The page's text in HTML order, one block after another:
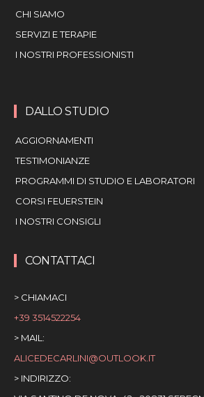
CHI SIAMO
SERVIZI E TERAPIE
I NOSTRI PROFESSIONISTI
DALLO STUDIO
AGGIORNAMENTI
TESTIMONIANZE
PROGRAMMI DI STUDIO E LABORATORI
CORSI FEUERSTEIN
I NOSTRI CONSIGLI
CONTATTACI
> CHIAMACI
+39 3514522254
> MAIL:
ALICEDECARLINI@OUTLOOK.IT
> INDIRIZZO: